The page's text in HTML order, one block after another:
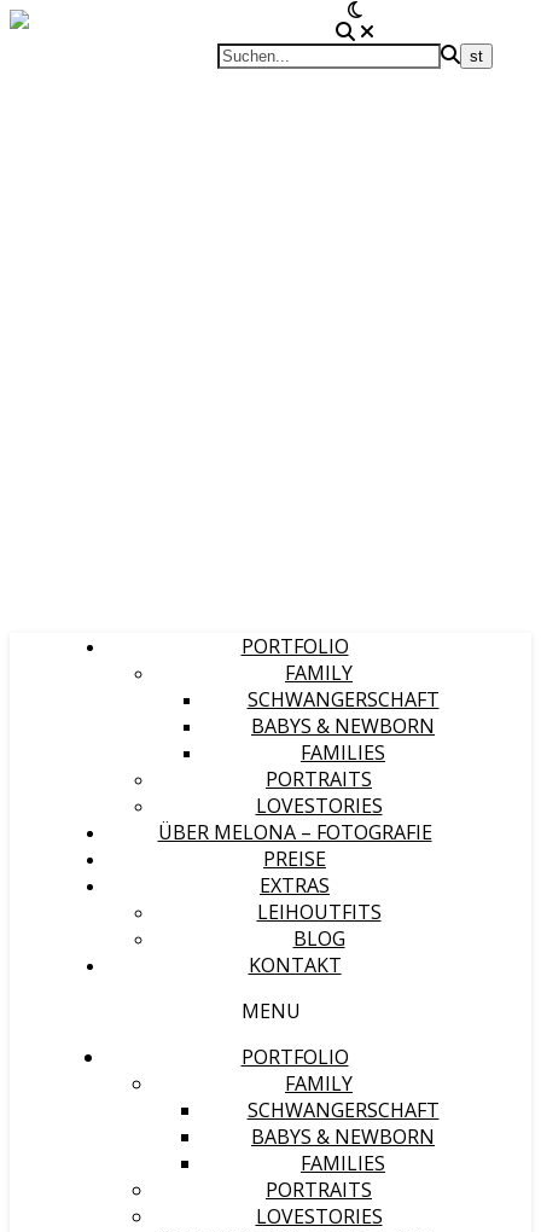
PORTFOLIO
FAMILY
SCHWANGERSCHAFT
BABYS & NEWBORN
FAMILIES
PORTRAITS
LOVESTORIES
ÜBER MELONA – FOTOGRAFIE
PREISE
EXTRAS
LEIHOUTFITS
BLOG
KONTAKT
MENU
PORTFOLIO
FAMILY
SCHWANGERSCHAFT
BABYS & NEWBORN
FAMILIES
PORTRAITS
LOVESTORIES